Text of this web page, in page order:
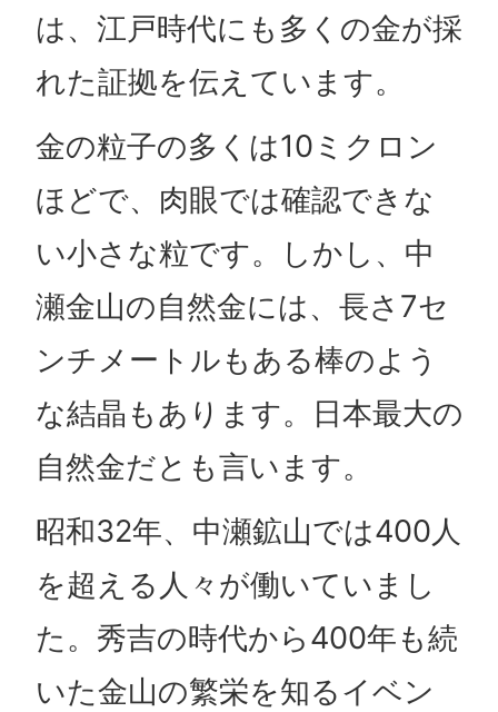
は、江戸時代にも多くの金が採
れた証拠を伝えています。
金の粒子の多くは10ミクロン
ほどで、肉眼では確認できな
い小さな粒です。しかし、中
瀬金山の自然金には、長さ7セ
ンチメートルもある棒のよう
な結晶もあります。日本最大の
自然金だとも言います。
昭和32年、中瀬鉱山では400人
を超える人々が働いていまし
た。秀吉の時代から400年も続
いた金山の繁栄を知るイベン